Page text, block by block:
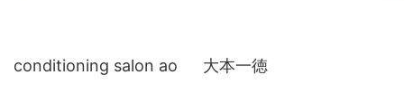
conditioning salon ao 大本一徳